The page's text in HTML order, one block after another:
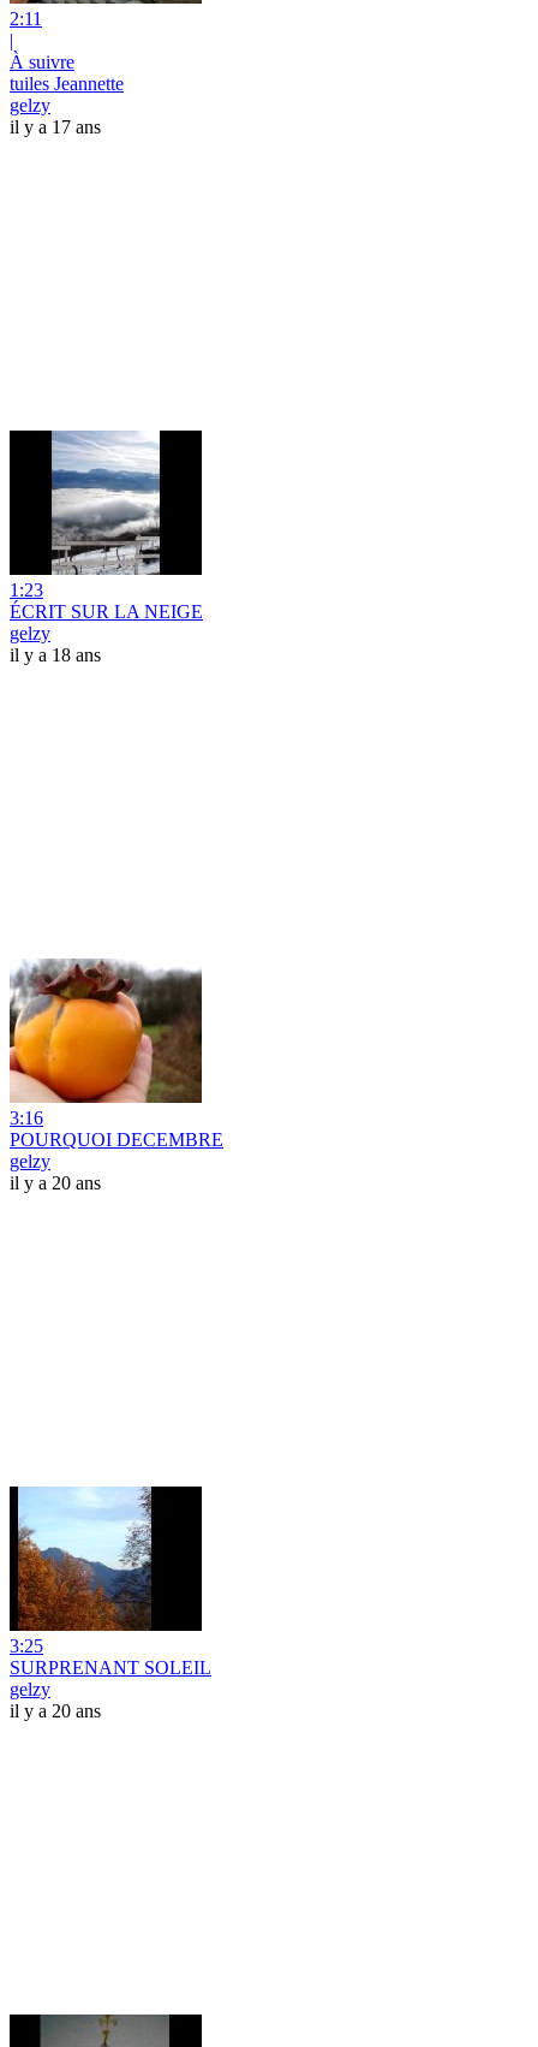
2:11
|
À suivre
tuiles Jeannette
gelzy
il y a 17 ans
1:23
ÉCRIT SUR LA NEIGE
gelzy
il y a 18 ans
3:16
POURQUOI DECEMBRE
gelzy
il y a 20 ans
3:25
SURPRENANT SOLEIL
gelzy
il y a 20 ans